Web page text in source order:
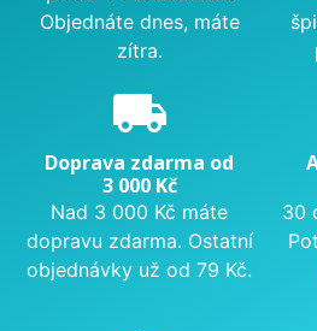
Objednáte dnes, máte
zítra.
local_shipping
Doprava zdarma od
3 000 Kč
Nad 3 000 Kč máte
dopravu zdarma. Ostatní
objednávky už od 79 Kč.
30